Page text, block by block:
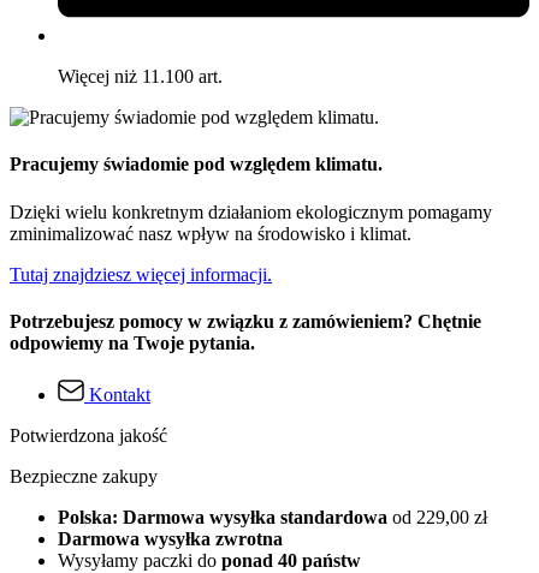
Więcej niż 11.100 art.
Pracujemy świadomie pod względem klimatu.
Dzięki wielu konkretnym działaniom ekologicznym pomagamy
zminimalizować nasz wpływ na środowisko i klimat.
Tutaj znajdziesz więcej informacji.
Potrzebujesz pomocy w związku z zamówieniem? Chętnie
odpowiemy na Twoje pytania.
Kontakt
Potwierdzona jakość
Bezpieczne zakupy
Polska: Darmowa wysyłka standardowa od 229,00 zł
Darmowa wysyłka zwrotna
Wysyłamy paczki do ponad 40 państw